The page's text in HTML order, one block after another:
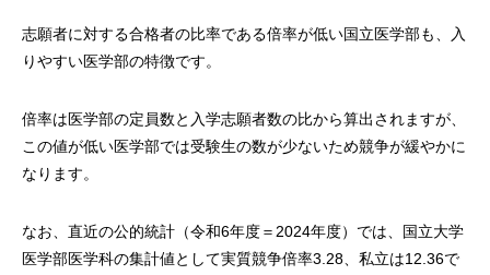
志願者に対する合格者の比率である倍率が低い国立医学部も、入
りやすい医学部の特徴です。
倍率は医学部の定員数と入学志願者数の比から算出されますが、
この値が低い医学部では受験生の数が少ないため競争が緩やかに
なります。
なお、直近の公的統計（令和6年度＝2024年度）では、国立大学
医学部医学科の集計値として実質競争倍率3.28、私立は12.36で